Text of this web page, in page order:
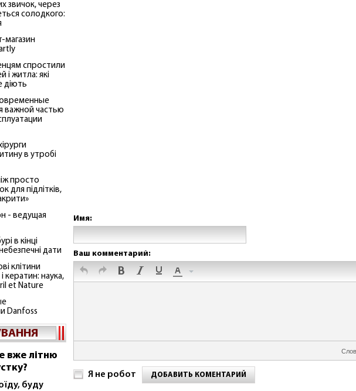
звичок, через
солодкого:
магазин
спростили
і житла: які
діють
важной частью
в утробі
просто
для підлітків,
- ведущая
в кінці
дати
клітини
кератин: наука,
et Nature
Danfoss
вже літню
буду
Имя:
Ваш комментарий:
Я не робот ДОБАВИТЬ КОМЕНТАРИЙ